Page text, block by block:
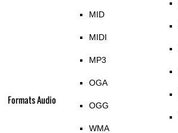
Formats Audio
MID
MIDI
MP3
OGA
OGG
WMA